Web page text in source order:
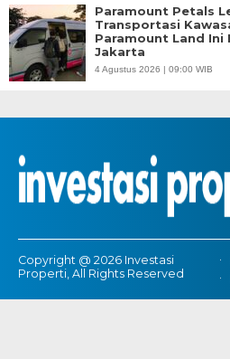
Paramount Petals
Transportasi
Paramount Land Ini
Jakarta
4 Agustus 2026 | 09:00 WIB
Copyright @ 2026 Investasi
Properti, All Rights Reserved